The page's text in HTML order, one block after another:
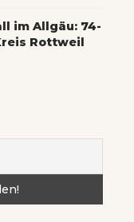
im Allgäu: 74-
Rottweil